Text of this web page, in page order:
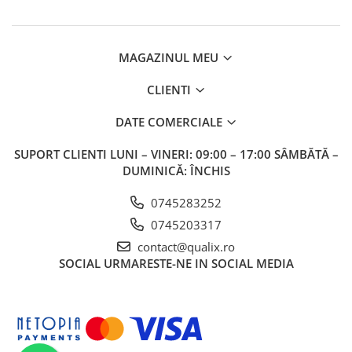
MAGAZINUL MEU
CLIENTI
DATE COMERCIALE
SUPORT CLIENTI LUNI – VINERI: 09:00 – 17:00 SÂMBĂTĂ –
DUMINICĂ: ÎNCHIS
0745283252
0745203317
contact@qualix.ro
SOCIAL URMARESTE-NE IN SOCIAL MEDIA